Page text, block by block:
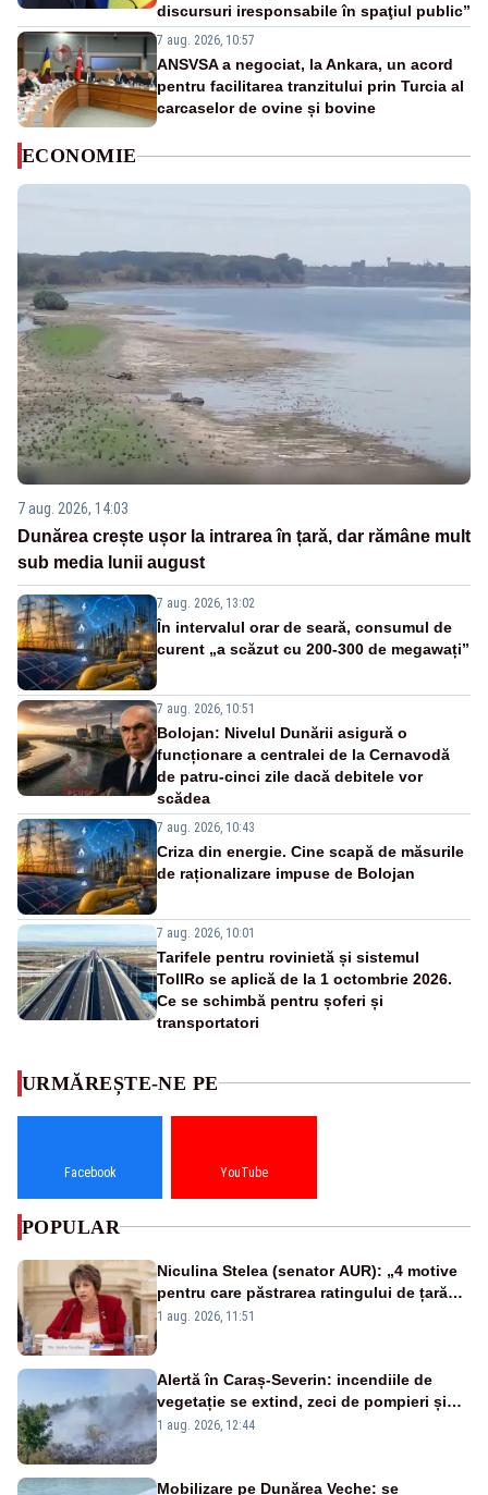
discursuri iresponsabile în spaţiul public”
7 aug. 2026, 10:57
ANSVSA a negociat, la Ankara, un acord
pentru facilitarea tranzitului prin Turcia al
carcaselor de ovine și bovine
ECONOMIE
7 aug. 2026, 14:03
Dunărea crește ușor la intrarea în țară, dar rămâne mult
sub media lunii august
7 aug. 2026, 13:02
În intervalul orar de seară, consumul de
curent „a scăzut cu 200-300 de megawați”
7 aug. 2026, 10:51
Bolojan: Nivelul Dunării asigură o
funcționare a centralei de la Cernavodă
de patru-cinci zile dacă debitele vor
scădea
7 aug. 2026, 10:43
Criza din energie. Cine scapă de măsurile
de raționalizare impuse de Bolojan
7 aug. 2026, 10:01
Tarifele pentru rovinietă și sistemul
TollRo se aplică de la 1 octombrie 2026.
Ce se schimbă pentru șoferi și
transportatori
URMĂREȘTE-NE PE
Facebook YouTube
POPULAR
Niculina Stelea (senator AUR): „4 motive
pentru care păstrarea ratingului de țară
nu este o reușită pentru Guvernul
1 aug. 2026, 11:51
Alertă în Caraș-Severin: incendiile de
vegetație se extind, zeci de pompieri și
silvicultori se luptă cu flăcările - VIDEO
1 aug. 2026, 12:44
Mobilizare pe Dunărea Veche: se